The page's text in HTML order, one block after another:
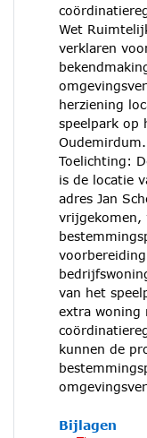
Wet
verklaren
herziening
speelpark op
Oudemirdum.
Toelichting:
is de locatie
adres Jan
vrijgekomen,
van het
extra woning
kunnen de
Bijlagen